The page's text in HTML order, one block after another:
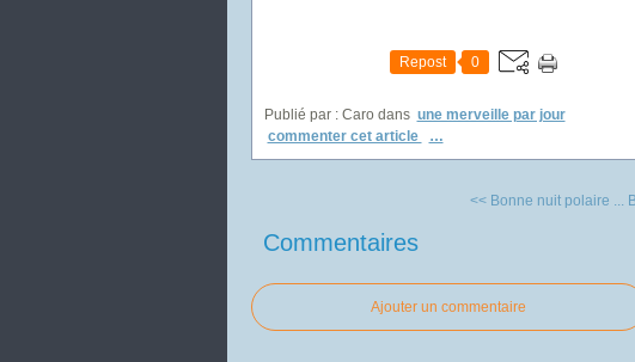
Repost 0
Publié par : Caro dans une merveille par jour
commenter cet article
…
<< Bonne nuit polaire ...
Commentaires
Ajouter un commentaire